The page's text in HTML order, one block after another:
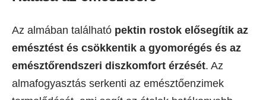
Az almában található pektin rostok elősegítik az
emésztést és csökkentik a gyomorégés és az
emésztőrendszeri diszkomfort érzését. Az
almafogyasztás serkenti az emésztőenzimek